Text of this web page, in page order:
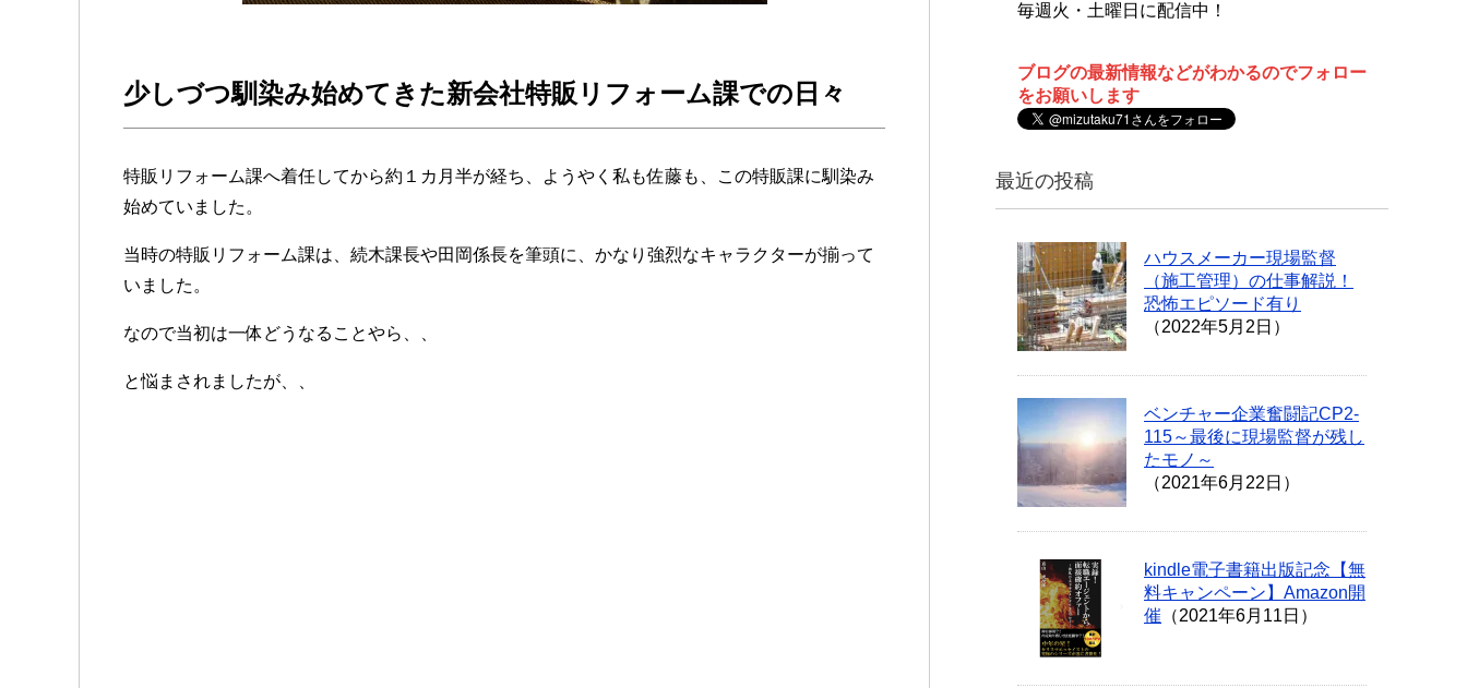
少しづつ馴染み始めてきた新会社特販リフォーム課での日々
特販リフォーム課へ着任してから約１カ月半が経ち、ようやく私も佐藤も、この特販課に馴染み
始めていました。
当時の特販リフォーム課は、続木課長や田岡係長を筆頭に、かなり強烈なキャラクターが揃って
いました。
なので当初は一体どうなることやら、、
と悩まされましたが、、
毎週火・土曜日に配信中！
ブログの最新情報などがわかるのでフォロー
をお願いします
最近の投稿
ハウスメーカー現場監督
（施工管理）の仕事解説！
恐怖エピソード有り
（2022年5月2日）
ベンチャー企業奮闘記CP2-
115～最後に現場監督が残し
たモノ～
（2021年6月22日）
kindle電子書籍出版記念【無
料キャンペーン】Amazon開
催 （2021年6月11日）